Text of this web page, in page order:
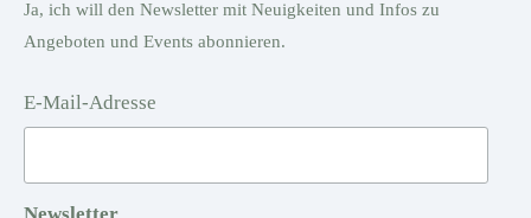
Ja, ich will den Newsletter mit Neuigkeiten und Infos zu
Angeboten und Events abonnieren.
E-Mail-Adresse